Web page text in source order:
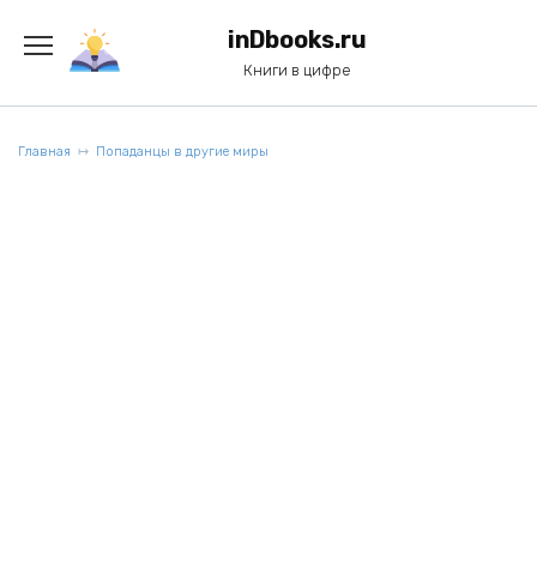
содержанию
inDbooks.ru
Книги в цифре
Главная Попаданцы в другие миры